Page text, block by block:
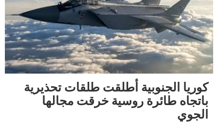
كوريا الجنوبية أطلقت طلقات تحذيرية
باتجاه طائرة روسية خرقت مجالها
الجوي